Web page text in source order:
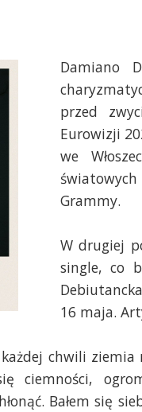
Damiano
przed
Eurowizji
we
Grammy.
W drugiej
single, co
16 maja.
każdej chwili
ciemności,
Bałem się